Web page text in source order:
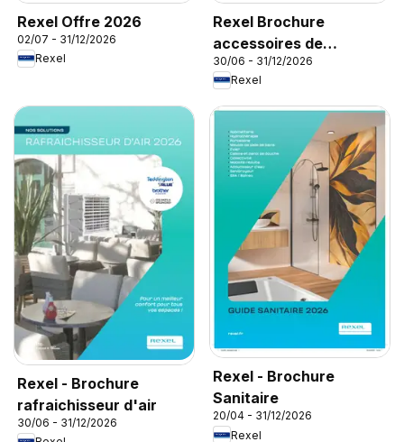
Rexel Offre 2026
02/07 - 31/12/2026
Rexel
Rexel Brochure
accessoires de
climatisation
30/06 - 31/12/2026
Rexel
Rexel - Brochure
rafraichisseur d'air
30/06 - 31/12/2026
Rexel - Brochure
Sanitaire
20/04 - 31/12/2026
Rexel